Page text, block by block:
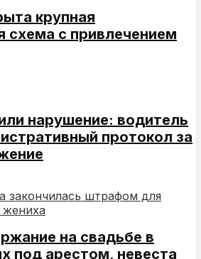
крупная
схема с привлечением
нарушение: водитель
протокол за
на свадьбе в
под арестом, невеста